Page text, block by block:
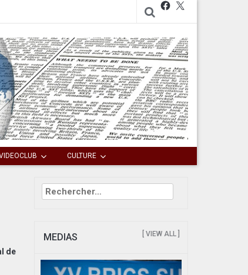
Facebook
CULTURE
de
Rechercher :
MEDIAS [ VIEW ALL ]